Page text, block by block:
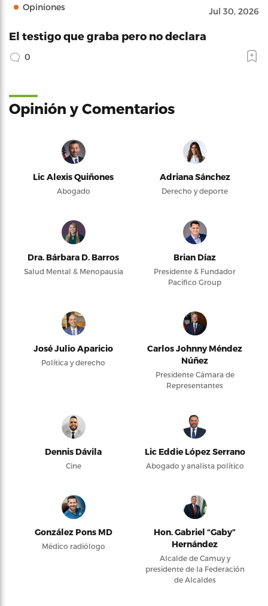
Opiniones Jul 30, 2026
El testigo que graba pero no declara
0
Opinión y Comentarios
Lic Alexis Quiñones
Abogado
Adriana Sánchez
Derecho y deporte
Dra. Bárbara D. Barros
Salud Mental & Menopausia
Brian Díaz
Presidente & Fundador
Pacifico Group
José Julio Aparicio
Política y derecho
Carlos Johnny Méndez
Núñez
Presidente Cámara de
Representantes
Dennis Dávila
Cine
Lic Eddie López Serrano
Abogado y analista político
González Pons MD
Médico radiólogo
Hon. Gabriel “Gaby”
Hernández
Alcalde de Camuy y
presidente de la Federación
de Alcaldes